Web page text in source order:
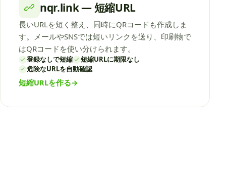
nqr.link — 短縮URL
長いURLを短く整え、同時にQRコードも作成しま
す。メールやSNSでは短いリンクを送り、印刷物で
はQRコードを使い分けられます。
登録なしで短縮
短縮URLに期限なし
危険なURLを自動確認
短縮URLを作る→